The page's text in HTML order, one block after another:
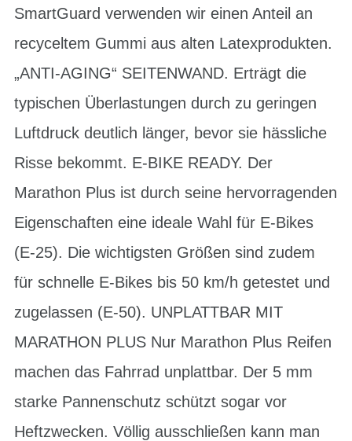
SmartGuard verwenden wir einen Anteil an
recyceltem Gummi aus alten Latexprodukten.
„ANTI-AGING“ SEITENWAND. Erträgt die
typischen Überlastungen durch zu geringen
Luftdruck deutlich länger, bevor sie hässliche
Risse bekommt. E-BIKE READY. Der
Marathon Plus ist durch seine hervorragenden
Eigenschaften eine ideale Wahl für E-Bikes
(E-25). Die wichtigsten Größen sind zudem
für schnelle E-Bikes bis 50 km/h getestet und
zugelassen (E-50). UNPLATTBAR MIT
MARATHON PLUS Nur Marathon Plus Reifen
machen das Fahrrad unplattbar. Der 5 mm
starke Pannenschutz schützt sogar vor
Heftzwecken. Völlig ausschließen kann man